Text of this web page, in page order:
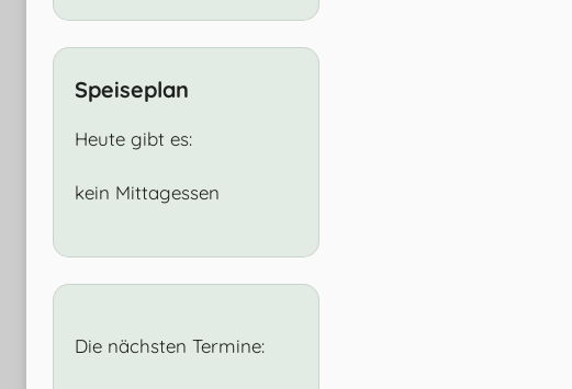
Speiseplan
Heute gibt es:
kein Mittagessen
Die nächsten Termine: